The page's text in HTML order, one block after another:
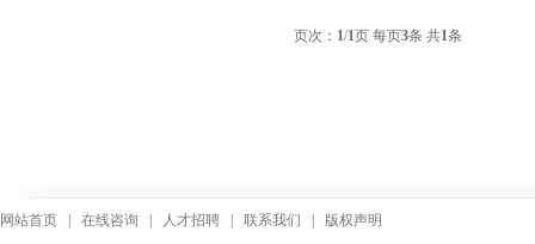
页次： 1/1页 每页3条 共1条
网站首页 在线咨询 人才招聘 联系我们 版权声明